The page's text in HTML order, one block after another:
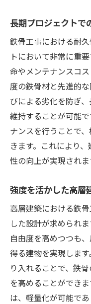
AIを活用し
VR技術を用
最新技術が
デジタル連
化
次世代素材で強
軽量化と強
腐食対策を
環境負荷を
次世代素材
建築性能を
鉄骨工事におけ
エコフレン
再生可能エ
サステナブ
環境に優し
長期プロジェクトで
鉄骨工事における耐
トにおいて非常に重
命やメンテナンスコ
度の鉄骨材と先進的
びによる劣化を防ぎ
維持することが可能
ナンスを行うことで
きます。これにより
性の向上が実現されま
強度を活かした高層
高層建築における鉄
した設計が求められ
自由度を高めつつも
得る建物を実現しま
り入れることで、鉄
を高めることができ
は、軽量化が可能で